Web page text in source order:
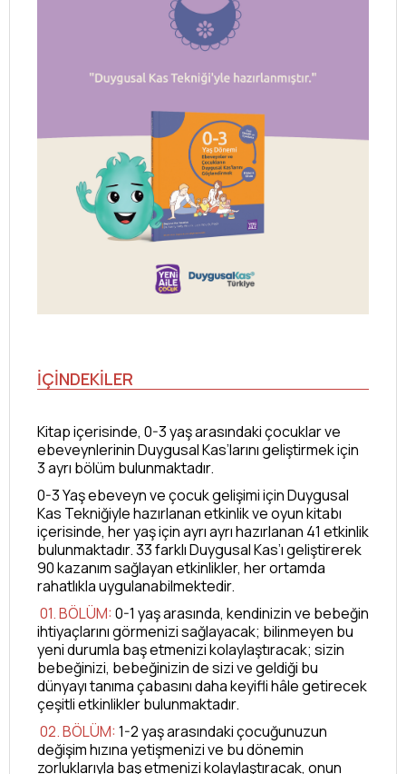
İÇİNDEKİLER
Kitap içerisinde, 0-3 yaş arasındaki çocuklar ve
ebeveynlerinin Duygusal Kas’larını geliştirmek için
3 ayrı bölüm bulunmaktadır.
0-3 Yaş ebeveyn ve çocuk gelişimi için Duygusal
Kas Tekniğiyle hazırlanan etkinlik ve oyun kitabı
içerisinde, her yaş için ayrı ayrı hazırlanan 41 etkinlik
bulunmaktadır. 33 farklı Duygusal Kas’ı geliştirerek
90 kazanım sağlayan etkinlikler, her ortamda
rahatlıkla uygulanabilmektedir.
01. BÖLÜM:0-1 yaş arasında, kendinizin ve bebeğin
ihtiyaçlarını görmenizi sağlayacak; bilinmeyen bu
yeni durumla baş etmenizi kolaylaştıracak; sizin
bebeğinizi, bebeğinizin de sizi ve geldiği bu
dünyayı tanıma çabasını daha keyifli hâle getirecek
çeşitli etkinlikler bulunmaktadır.
02. BÖLÜM:1-2 yaş arasındaki çocuğunuzun
değişim hızına yetişmenizi ve bu dönemin
zorluklarıyla baş etmenizi kolaylaştıracak, onun